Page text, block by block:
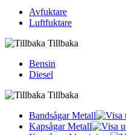
Avfuktare
Luftfuktare
Tillbaka
Bensin
Diesel
Tillbaka
Bandsågar Metall
Kapsågar Metall